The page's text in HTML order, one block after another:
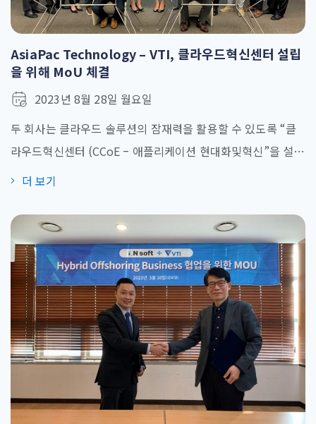
AsiaPac Technology – VTI, 클라우드혁신센터 설립
을 위해 MoU 체결
2023년 8월 28일 월요일
두 회사는 클라우드 솔루션의 잠재력을 활용할 수 있도록 “클
라우드혁신센터 (CCoE – 애플리케이션 현대화및혁신”을 설립
하기 위해 협력했습니다. 2023년7월Andrew Cheng AsiaPac
략적 양해각서(MoU)를 체결함으로써 양사가 공식적으로 상호
협력하기로 했습니다. 행사에는 주싱가포르 베트남 대사관 투
자실 Thai Thu Phuong참사관님이 참석하였습니다. 이번
AsiaPac Technology와 VTI간의 협력은 엔터프라이즈 싱가포
르가 큰 역할을 했으며 애플리케이션 현대화 및 혁신, 클라우드
솔루션의 잠재력 확용 등 목표에 초점을 두고 클라우드혁신센
터 (CcoE)를 개발할 것입니다. 또한 센터는 최첨단 기술을 활
용하여 디지털 트랜스포메이션 여정에 참여하는 산업계 전반
의 기업들을 지원할 예정입니다. AsiaPac Technology Pte
더 보기